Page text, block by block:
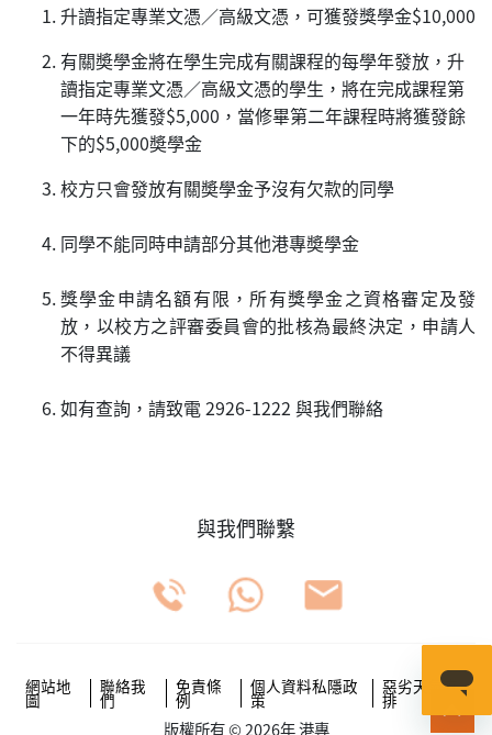
升讀指定專業文憑／高級文憑，可獲發獎學金$10,000
有關奬學金將在學生完成有關課程的每學年發放，升
讀指定專業文憑／高級文憑的學生，將在完成課程第
一年時先獲發$5,000，當修畢第二年課程時將獲發餘
下的$5,000奬學金
校方只會發放有關奬學金予沒有欠款的同學
同學不能同時申請部分其他港專奬學金
獎學金申請名額有限，所有獎學金之資格審定及發
放，以校方之評審委員會的批核為最終決定，申請人
不得異議
如有查詢，請致電 2926-1222 與我們聯絡
與我們聯繫
網站地
圖
聯絡我
們
免責條
例
個人資料私隱政
策
惡劣天氣安
排
版權所有 © 2026年 港專